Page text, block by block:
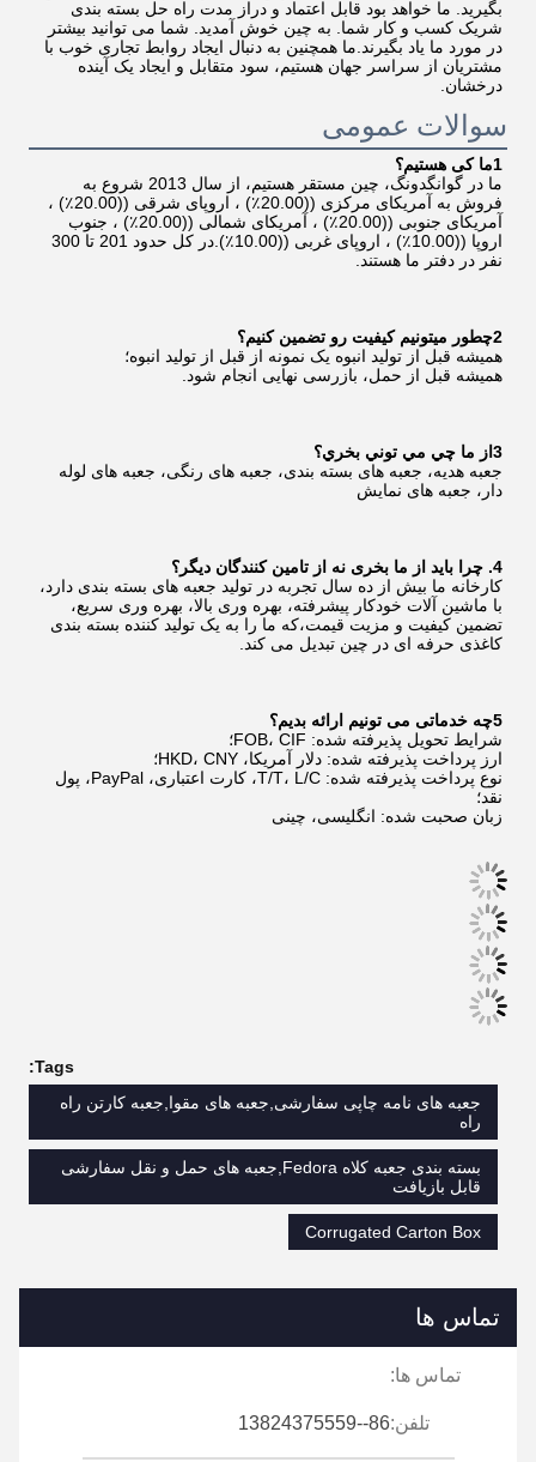
درخشان.
سوالات عمومی
1ما کی هستیم؟
نفر در دفتر ما هستند.
2چطور ميتونيم کيفيت رو تضمين کنيم؟
همیشه قبل از تولید انبوه یک نمونه از قبل از تولید انبوه؛
همیشه قبل از حمل، بازرسی نهایی انجام شود.
3از ما چي مي توني بخري؟
دار، جعبه های نمایش
4. چرا باید از ما بخری نه از تامین کنندگان دیگر؟
کاغذی حرفه ای در چین تبدیل می کند.
5چه خدماتی می تونیم ارائه بدیم؟
شرایط تحویل پذیرفته شده: FOB، CIF؛
ارز پرداخت پذیرفته شده: دلار آمریکا، HKD، CNY؛
نقد؛
زبان صحبت شده: انگلیسی، چینی
Tags:
جعبه های نامه چاپی سفارشی,جعبه های مقوا,جعبه کارتن راه
راه
بسته بندی جعبه کلاه Fedora,جعبه های حمل و نقل سفارشی
قابل بازیافت
Corrugated Carton Box
تماس ها
تماس ها:
تلفن:86--13824375559